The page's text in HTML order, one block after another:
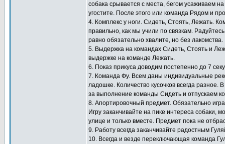
собака срывается с места, бегом усаживаем
угостите. После этого или команда Рядом и
4. Комплекс у ноги. Сидеть, Стоять, Лежать.
правильно, как мы учили по связкам.
равно обязательно хвалите, но без лакомства.
5. Выдержка на командах Сидеть, Стоять и
выдержке на команде Лежать.
6. Показ прикуса доводим постепенно до 7
7. Команда Фу. Всем даны индивидуальные
ладошке. Количество кусочков всегда разное.
за выполнение команды Сидеть и отпускаем
8. Апортировочный предмет. Обязательно
Игру заканчивайте на пике интереса собаки,
улице и только вместе. Предмет пока не
9. Работу всегда заканчивайте радостным
10. Всегда и везде переключающая команда